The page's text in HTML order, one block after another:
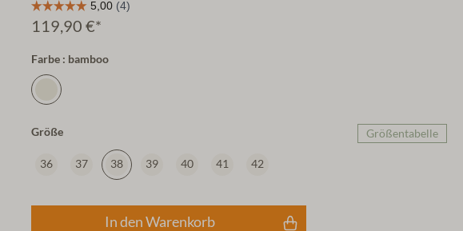
119,90 €*
Farbe : bamboo
Größe Größentabelle
36 37 38 39 40 41 42
In den Warenkorb